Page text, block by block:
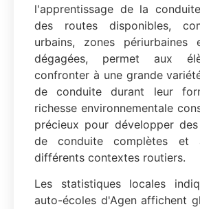
l'apprentissage de la
des routes disponibles,
urbains, zones
dégagées, permet aux
confronter à une grande
de conduite durant leur
richesse environnementale
précieux pour développer
de conduite complètes et
différents contextes routiers.
Les statistiques locales
auto-écoles d'Agen affichent